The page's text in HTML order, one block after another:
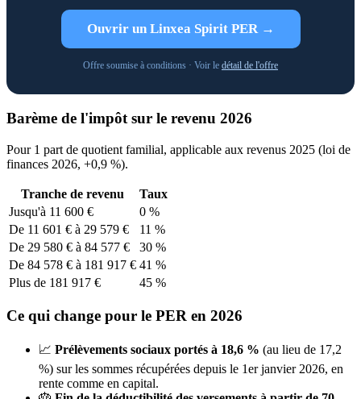
Ouvrir un Linxea Spirit PER →
Offre soumise à conditions · Voir le détail de l'offre
Barème de l'impôt sur le revenu 2026
Pour 1 part de quotient familial, applicable aux revenus 2025 (loi de
finances 2026, +0,9 %).
Tranche de revenu
Taux
Jusqu'à 11 600 €
0 %
De 11 601 € à 29 579 €
11 %
De 29 580 € à 84 577 €
30 %
De 84 578 € à 181 917 € 41 %
Plus de 181 917 €
45 %
Ce qui change pour le PER en 2026
📈 Prélèvements sociaux portés à 18,6 % (au lieu de 17,2
%) sur les sommes récupérées depuis le 1er janvier 2026, en
rente comme en capital.